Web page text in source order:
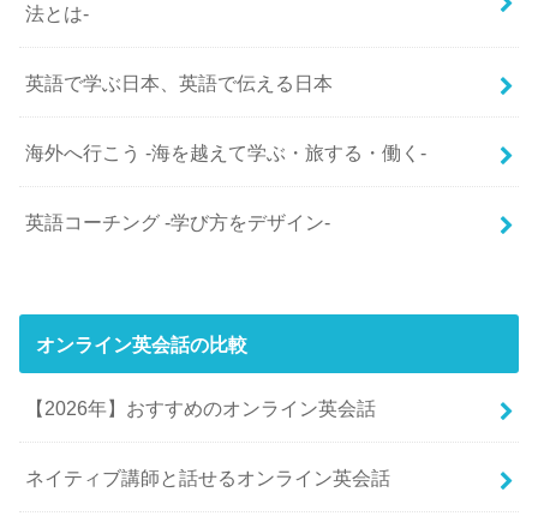
法とは-
英語で学ぶ日本、英語で伝える日本
海外へ行こう -海を越えて学ぶ・旅する・働く-
英語コーチング -学び方をデザイン-
オンライン英会話の比較
【2026年】おすすめのオンライン英会話
ネイティブ講師と話せるオンライン英会話